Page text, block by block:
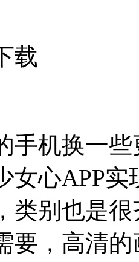
载
手机换一
女心APP
类别也是
要，高清